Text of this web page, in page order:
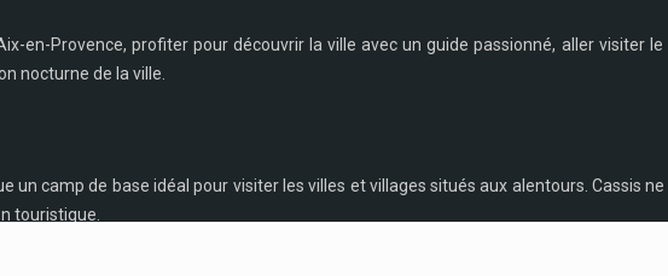
en-Provence, profiter pour découvrir la ville avec un guide passionné, aller visiter
nocturne de la ville.
un camp de base idéal pour visiter les villes et villages situés aux alentours. Cassis
touristique.